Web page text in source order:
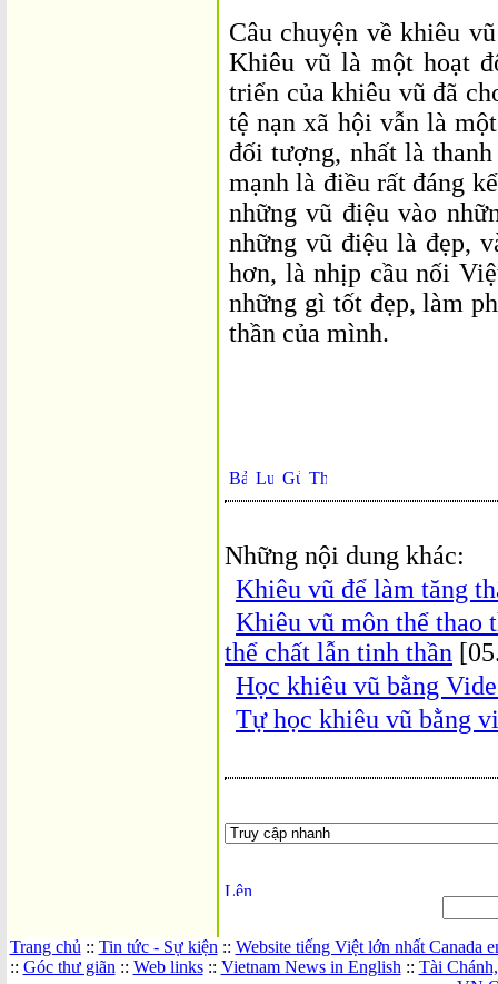
Câu chuyện về khiêu
Khiêu vũ là một hoạt
triển của khiêu vũ đã
tệ nạn xã hội vẫn là
đối tượng, nhất là
mạnh là điều rất đáng
những vũ điệu vào
những vũ điệu là đẹp,
hơn, là nhịp cầu nối
những gì tốt đẹp, làm
thần của mình.
Những nội dung khác:
Khiêu vũ để làm tăng
Khiêu vũ môn thể thao
thể chất lẫn tinh thần
Học khiêu vũ bằng
Tự học khiêu vũ bằng
Trang chủ :: Tin tức - Sự kiện :: Website tiếng Việt lớn nhất Canada
:: Góc thư giãn :: Web links:: Vietnam News in English :: Tài